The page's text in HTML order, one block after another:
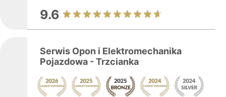
9.6
Serwis Opon i Elektromechanika
Pojazdowa - Trzcianka